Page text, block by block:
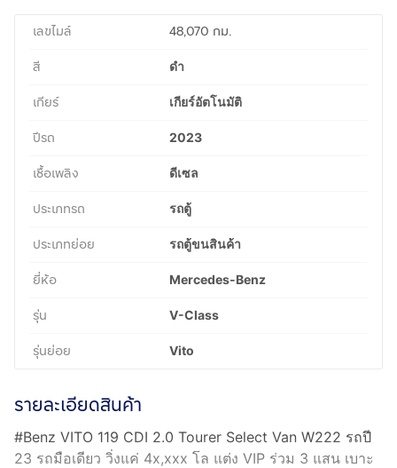
เลขไมล์
48,070 กม.
สี
ดำ
เกียร์ เกียร์อัตโนมัติ
ปีรถ 2023
เชื้อเพลิง ดีเซล
ประเภทรถ รถตู้
ประเภทย่อย รถตู้ขนสินค้า
ยี่ห้อ Mercedes-Benz
รุ่น V-Class
รุ่นย่อย Vito
รายละเอียดสินค้า
#Benz VITO 119 CDI 2.0 Tourer Select Van W222 รถปี
23 รถมือเดียว วิ่งแค่ 4x,xxx โล แต่ง VIP ร่วม 3 แสน เบาะ